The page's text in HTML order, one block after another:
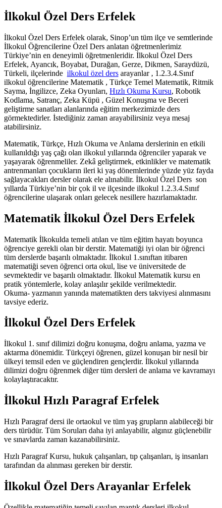
İlkokul Özel Ders Erfelek
İlkokul Özel Ders Erfelek olarak, Sinop’un tüm ilçe ve semtlerinde
İlkokul Öğrencilerine Özel Ders anlatan öğretmenlerimiz
Türkiye’nin en deneyimli öğretmenleridir. İlkokul Özel Ders
Erfelek, Ayancık, Boyabat, Durağan, Gerze, Dikmen, Saraydüzü,
Türkeli, ilçelerinde ilkokul özel ders arayanlar , 1.2.3.4.Sınıf
ilkokul öğrencilerine Matematik , Türkçe Temel Matematik, Ritmik
Sayma, İngilizce, Zeka Oyunları, Hızlı Okuma Kursu, Robotik
Kodlama, Satranç, Zeka Küpü , Güzel Konuşma ve Beceri
geliştirme sanatları alanlarında eğitim merkezimizde ders
görmektedirler. İstediğiniz zaman arayabilirsiniz veya mesaj
atabilirsiniz.
Matematik, Türkçe, Hızlı Okuma ve Anlama derslerinin en etkili
kullanıldığı yaş çağı olan ilkokul yıllarında öğrenciler yaparak ve
yaşayarak öğrenmeliler. Zekâ geliştirmek, etkinlikler ve matematik
antrenmanları çocukların ileri ki yaş dönemlerinde yüzde yüz fayda
sağlayacakları dersler olarak ele alınabilir. İlkokul Özel Ders son
yıllarda Türkiye’nin bir çok il ve ilçesinde ilkokul 1.2.3.4.Sınıf
öğrencilerine ulaşarak onları gelecek nesillere hazırlamaktadır.
Matematik İlkokul Özel Ders Erfelek
Matematik İlkokulda temeli atılan ve tüm eğitim hayatı boyunca
öğrenciye gerekli olan bir derstir. Matematiği iyi olan bir öğrenci
tüm derslerde başarılı olmaktadır. İlkokul 1.sınıftan itibaren
matematiği seven öğrenci orta okul, lise ve üniversitede de
sevmektedir ve başarılı olmaktadır. İlkokul Matematik kursu en
pratik yöntemlerle, kolay anlaşılır şekilde verilmektedir.
Okuma- yazmanın yanında matematikten ders takviyesi alınmasını
tavsiye ederiz.
İlkokul Özel Ders Erfelek
İlkokul 1. sınıf dilimizi doğru konuşma, doğru anlama, yazma ve
aktarma dönemidir. Türkçeyi öğrenen, güzel konuşan bir nesil bir
ülkeyi temsil eden ve güçlendiren gençlerdir. İlkokul yıllarında
dilimizi doğru öğrenmek diğer tüm dersleri de anlama ve kavramayı
kolaylaştıracaktır.
İlkokul Hızlı Paragraf Erfelek
Hızlı Paragraf dersi ile ortaokul ve tüm yaş grupların alabileceği bir
ders türüdür. Tüm Soruları daha iyi anlayabilir, algınız güçlenebilir
ve sınavlarda zaman kazanabilirsiniz.
Hızlı Paragraf Kursu, hukuk çalışanları, tıp çalışanları, iş insanları
tarafından da alınması gereken bir derstir.
İlkokul Özel Ders Arayanlar Erfelek